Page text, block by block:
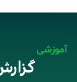
آموزشی